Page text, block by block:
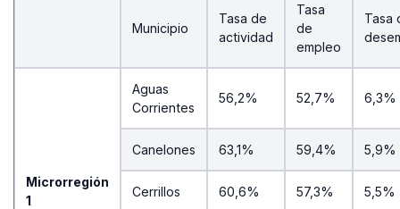
Municipio
Tasa de
actividad
Tasa
de
empleo
Tasa
Microrregión
1
Aguas
Corrientes
56,2% 52,7% 6,3%
Canelones 63,1% 59,4% 5,9%
Cerrillos 60,6% 57,3% 5,5%